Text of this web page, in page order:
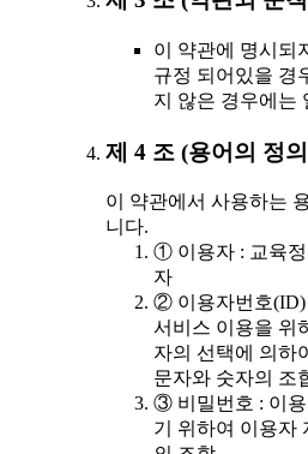
이 약관에 명시되
규정 되어있을 경
지 않은 경우에는
제 4 조 (용어의 정
이 약관에서 사용하는
니다.
① 이용자 : 교육
자
② 이용자번호(ID)
서비스 이용을 위
자의 선택에 의하
문자와 숫자의 조
③ 비밀번호 : 이
기 위하여 이용자